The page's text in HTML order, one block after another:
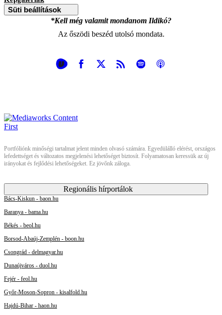
Süti beállítások
*Kell még valamit mondanom Ildikó?
Az őszödi beszéd utolsó mondata.
Portfóliónk minőségi tartalmat jelent minden olvasó számára. Egyedülálló elérést, országos
lefedettséget és változatos megjelenési lehetőséget biztosít. Folyamatosan keressük az új
irányokat és fejlődési lehetőségeket. Ez jövőnk záloga.
Regionális hírportálok
Bács-Kiskun - baon.hu
Baranya - bama.hu
Békés - beol.hu
Borsod-Abaúj-Zemplén - boon.hu
Csongrád - delmagyar.hu
Dunaújváros - duol.hu
Fejér - feol.hu
Győr-Moson-Sopron - kisalfold.hu
Hajdú-Bihar - haon.hu